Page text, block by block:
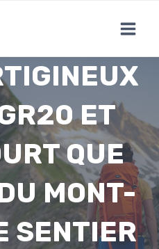
ET
QUE
MONT-
SENTIER